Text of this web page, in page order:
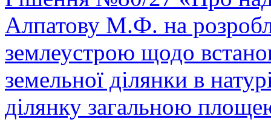
Алпатову М.Ф. на
землеустрою щодо
земельної ділянки в
ділянку загальною